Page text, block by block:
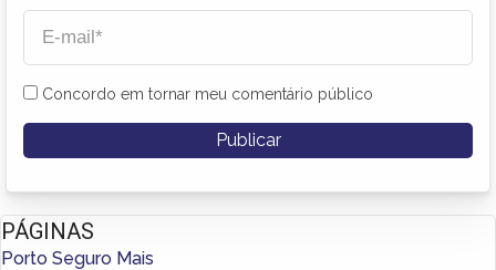
Concordo em tornar meu comentário público
PÁGINAS
Porto Seguro Mais